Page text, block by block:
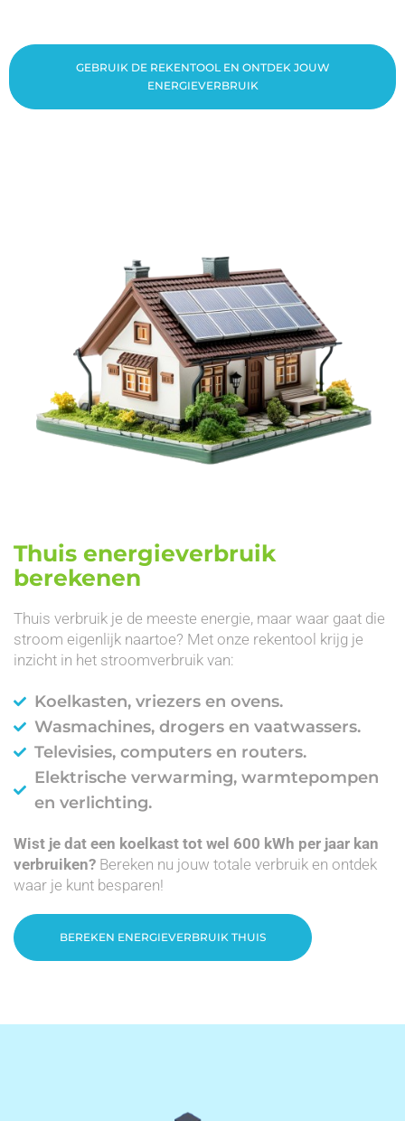
GEBRUIK DE REKENTOOL EN ONTDEK JOUW
ENERGIEVERBRUIK
Thuis energieverbruik
berekenen
Thuis verbruik je de meeste energie, maar waar gaat die
stroom eigenlijk naartoe? Met onze rekentool krijg je
inzicht in het stroomverbruik van:
Koelkasten, vriezers en ovens.
Wasmachines, drogers en vaatwassers.
Televisies, computers en routers.
Elektrische verwarming, warmtepompen
en verlichting.
Wist je dat een koelkast tot wel 600 kWh per jaar kan
verbruiken? Bereken nu jouw totale verbruik en ontdek
waar je kunt besparen!
BEREKEN ENERGIEVERBRUIK THUIS